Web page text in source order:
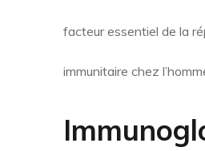
facteur essentiel de la
immunitaire chez